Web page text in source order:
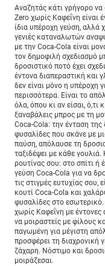
Αναζητάς κάτι γρήγορο
Zero χωρίς Καφεΐνη είναι
ίδια υπέροχη γεύση, αλλά
γενιές καταναλωτών
με την Coca-Cola είναι
τον δημοφιλή σχεδιασμό
δροσιστικό ποτό έχει
έντονα διαπεραστική και
δεν είναι μόνο η υπέροχη
περισσότερα. Είναι το
όλα, όπου κι αν είσαι, ό,τι
ξαναβάλεις μπρος με τη
Coca-Cola: την ένταση της
φυσαλίδες που σκάνε με
παύση, απόλαυσε τη
ταξιδέψει με κάθε
ρουτίνας σου: στο σπίτι
γεύση Coca-Cola για να
τις στιγμές ευτυχίας σου,
κουτί Coca-Cola και
φυσαλίδες στο
χωρίς Καφεΐνη με έντονες
να μοιραστείς με φίλους
παγωμένη για μέγιστη
προσφέρει τη διαχρονική
ζάχαρη. Νόστιμο και
μοιράζεσαι.